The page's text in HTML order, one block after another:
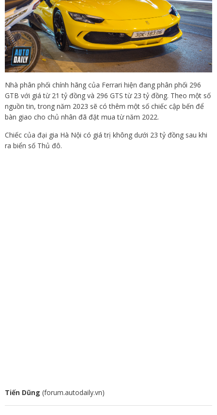
Nhà phân phối chính hãng của Ferrari hiện đang phân phối 296
GTB với giá từ 21 tỷ đồng và 296 GTS từ 23 tỷ đồng. Theo một số
nguồn tin, trong năm 2023 sẽ có thêm một số chiếc cập bến để
bàn giao cho chủ nhân đã đặt mua từ năm 2022.
Chiếc của đại gia Hà Nội có giá trị không dưới 23 tỷ đồng sau khi
ra biển số Thủ đô.
Tiến Dũng (forum.autodaily.vn)